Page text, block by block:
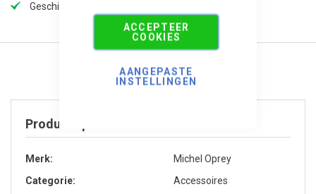
ACCEPTEER
COOKIES
AANGEPASTE
INSTELLINGEN
Geschikt voor maatprojecten
Product specificaties
Merk
Michel Oprey
Categorie
Accessoires